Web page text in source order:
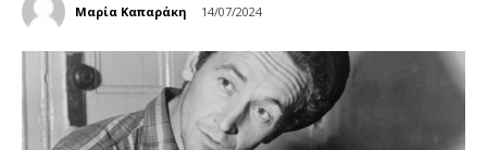
Μαρία Καπαράκη 14/07/2024